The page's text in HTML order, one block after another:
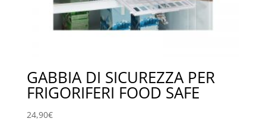
GABBIA DI SICUREZZA PER
FRIGORIFERI FOOD SAFE
24,90€